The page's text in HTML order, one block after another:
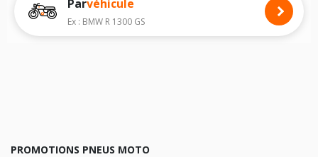
Nous recommandons de toujours monter des pneus moto avec les
dimensions homologuées par le constructeur.
Pour cela, veuillez sélectionner le modèle de votre motoKTM 525 SX
Parvéhicule
Ex : BMW R 1300 GS
PROMOTIONS PNEUS MOTO